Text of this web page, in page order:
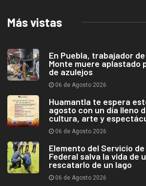
Más vistas
En Puebla, trabajador
Monte muere aplastado
de azulejos
06 de Agosto 2026
Huamantla te espera
agosto con un día lleno
cultura, arte y
06 de Agosto 2026
Elemento del Servicio
Federal salva la vida de
rescatarlo de un lago
06 de Agosto 2026